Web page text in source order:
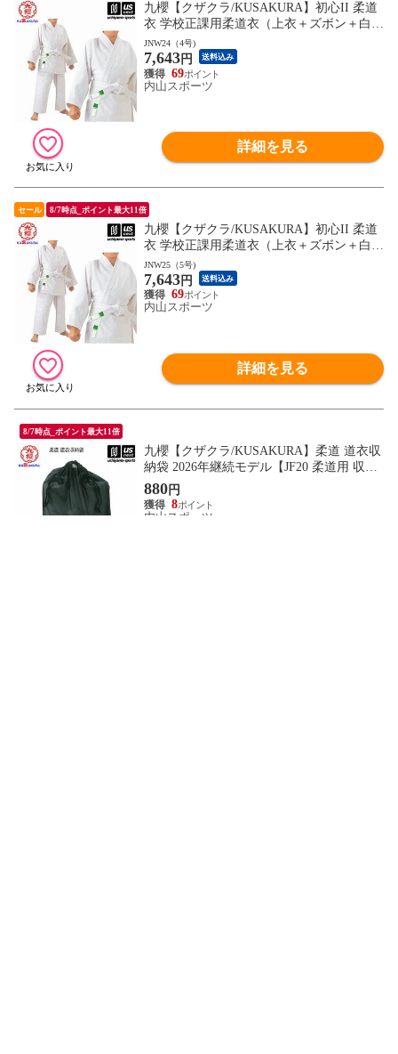
九櫻【クザクラ/KUSAKURA】初心II 柔道
衣 学校正課用柔道衣（上衣＋ズボン＋白
帯） 2026年継続モデル【JNW2 一重織柔道
衣 柔道着セット 標準サイズ】【翌日配達
対象】[自社]
JNW24（4号)
7,643円 送料込み
69
内山スポーツ
詳細を見る
セール 8/7時点_ポイント最大11倍
九櫻【クザクラ/KUSAKURA】初心II 柔道
衣 学校正課用柔道衣（上衣＋ズボン＋白
帯） 2026年継続モデル【JNW2 一重織柔道
衣 柔道着セット 標準サイズ】【翌日配達
対象】[自社]
JNW25（5号)
7,643円 送料込み
69
内山スポーツ
詳細を見る
8/7時点_ポイント最大11倍
九櫻【クザクラ/KUSAKURA】柔道 道衣収
納袋 2026年継続モデル【JF20 柔道用 収納
袋 道衣入れ 道着入れ】【翌日配達対象】
[自社]
880円
8
内山スポーツ